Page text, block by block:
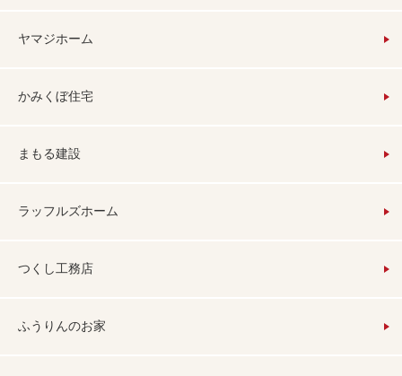
ヤマジホーム
かみくぼ住宅
まもる建設
ラッフルズホーム
つくし工務店
ふうりんのお家